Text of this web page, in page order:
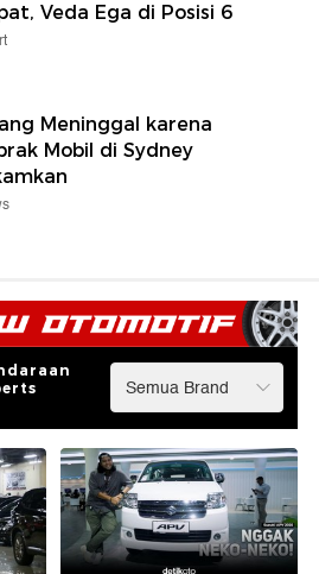
Veda Ega di Posisi 6
Meninggal karena
Mobil di Sydney